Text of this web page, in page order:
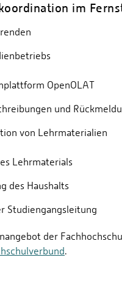
im
OpenOLAT
und
von Lehrmaterialien
Lehrmaterials
des Haushalts
Studiengangsleitung
der
.